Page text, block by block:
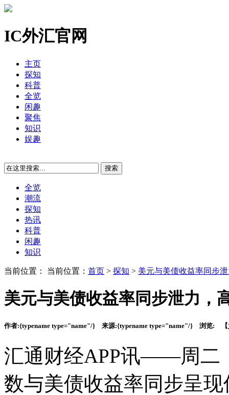
IC外汇官网
主页
探知
科普
全览
闲趣
聚焦
知识
娱趣
全览
潮流
探知
热讯
科普
闲趣
知识
当前位置： 当前位置： 首页 > 探知 > 美元与美债收益率同步
美元与美债收益率同步泄力，
作者:{typename type="name"/} 来源:{typename type="name"/} 浏览: 【
汇通财经APP讯——周二
数与美债收益率同步呈